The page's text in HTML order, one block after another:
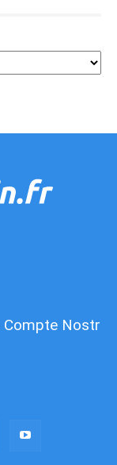
Compte Nostr